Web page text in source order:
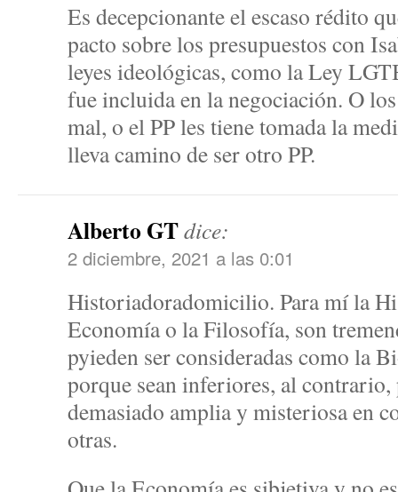
Es decepcionante el escaso rédito
pacto sobre los presupuestos con
leyes ideológicas, como la Ley
fue incluida en la negociación. O
mal, o el PP les tiene tomada la
lleva camino de ser otro PP.
Alberto GTdice:
2 diciembre, 2021 a las 0:01
Historiadoradomicilio. Para mí la
Economía o la Filosofía, son
pyieden ser consideradas como la
porque sean inferiores, al contrario,
demasiado amplia y misteriosa en
otras.